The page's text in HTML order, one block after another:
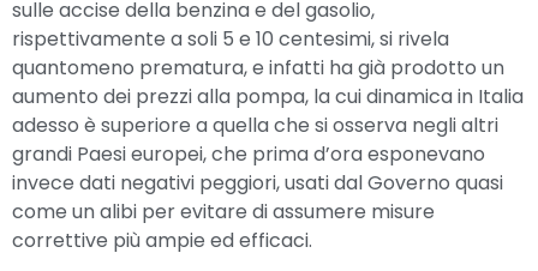
sulle accise della benzina e del gasolio,
rispettivamente a soli 5 e 10 centesimi, si rivela
quantomeno prematura, e infatti ha già prodotto un
aumento dei prezzi alla pompa, la cui dinamica in Italia
adesso è superiore a quella che si osserva negli altri
grandi Paesi europei, che prima d’ora esponevano
invece dati negativi peggiori, usati dal Governo quasi
come un alibi per evitare di assumere misure
correttive più ampie ed efficaci.